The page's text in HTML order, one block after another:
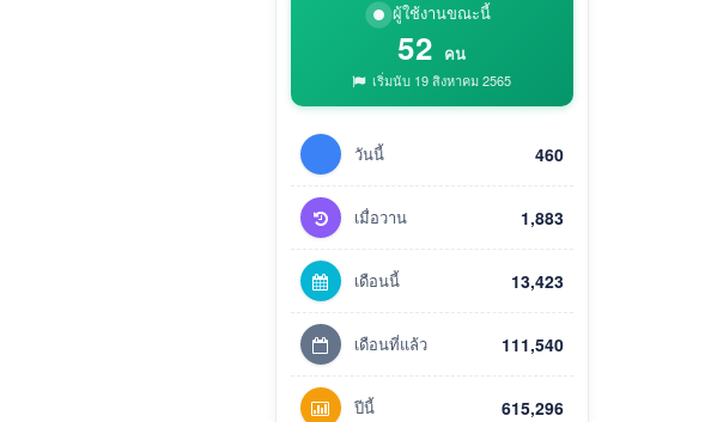
ผู้ใช้งานขณะนี้
52 คน
เริ่มนับ 19 สิงหาคม 2565
วันนี้ 460
เมื่อวาน 1,883
เดือนนี้ 13,423
เดือนที่แล้ว 111,540
ปีนี้ 615,296